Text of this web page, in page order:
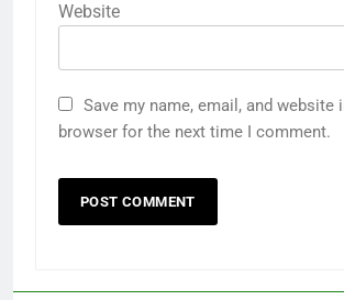
Website
Save my name, email, and website
browser for the next time I comment.